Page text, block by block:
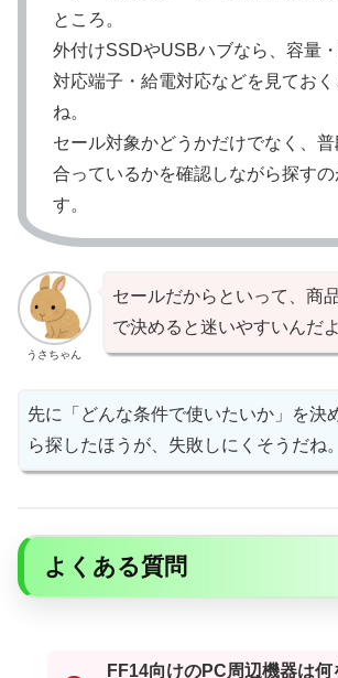
ところ。
外付けSSDやUSBハブなら、容量
対応端子・給電対応などを見てお
ね。
セール対象かどうかだけでなく、
合っているかを確認しながら探す
す。
うさちゃん
セールだからといって、商
で決めると迷いやすいんだよ
先に「どんな条件で使いたいか」を決
ら探したほうが、失敗しにくそうだね。
よくある質問
FF14向けのPC周辺機器は何